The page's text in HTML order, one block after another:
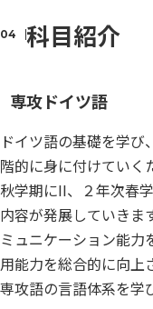
科目紹介
専攻ドイツ語
ドイツ語の基礎を学
階的に身に付けていく
秋学期にII、２年次春
内容が発展していきま
ミュニケーション能力
用能力を総合的に向上
専攻語の言語体系を学